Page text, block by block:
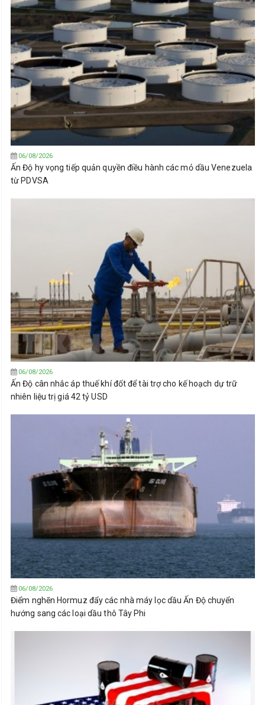
06/08/2026
Ấn Độ hy vọng tiếp quản quyền điều hành các mỏ dầu Venezuela
từ PDVSA
06/08/2026
Ấn Độ cân nhắc áp thuế khí đốt để tài trợ cho kế hoạch dự trữ
nhiên liệu trị giá 42 tỷ USD
06/08/2026
Điểm nghẽn Hormuz đẩy các nhà máy lọc dầu Ấn Độ chuyển
hướng sang các loại dầu thô Tây Phi